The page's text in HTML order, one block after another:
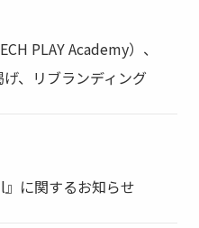
PLAY Academy）、
げ、リブランディング
に関するお知らせ